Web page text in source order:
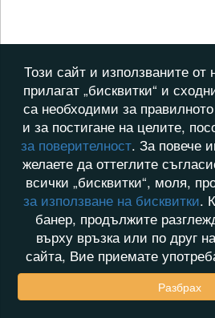
Този сайт и използваните от
прилагат „бисквитки“ и
са необходими за
и за постигане на целите,
за поверителност. За повече
желаете да оттеглите
всички „бисквитки“, моля,
за използване на бисквитки.
банер, продължите
върху връзка или по друг
сайта, Вие приемате
Разбрах